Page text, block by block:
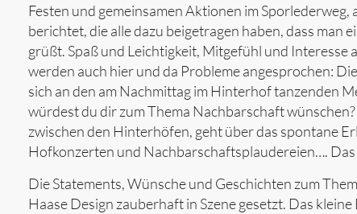
Festen und gemeinsamen Aktionen im
berichtet, die alle dazu beigetragen haben, dass
grüßt. Spaß und Leichtigkeit, Mitgefühl und
werden auch hier und da Probleme angesprochen:
sich an den am Nachmittag im Hinterhof tanzenden
würdest du dir zum Thema Nachbarschaft
zwischen den Hinterhöfen, geht über das spontane
Hofkonzerten und Nachbarschaftsplaudereien….
Die Statements, Wünsche und Geschichten zum
Haase Design zauberhaft in Szene gesetzt. Das